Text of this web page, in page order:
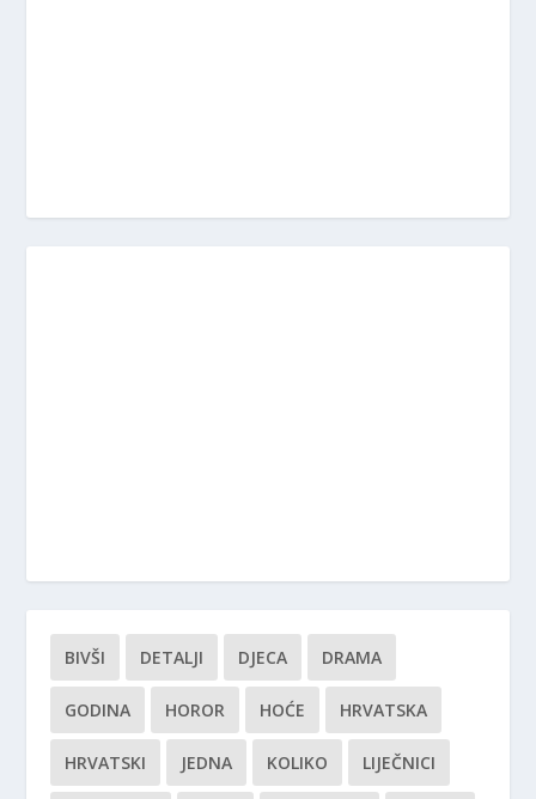
BIVŠI DETALJI DJECA DRAMA
GODINA HOROR HOĆE HRVATSKA
HRVATSKI JEDNA KOLIKO LIJEČNICI